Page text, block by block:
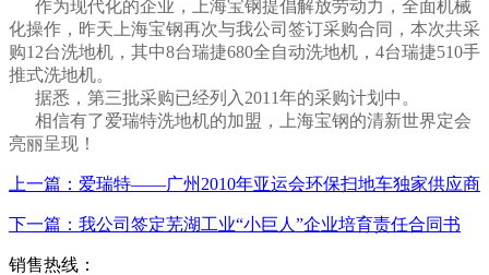
作为现代化的企业，上海宝钢提倡解放劳动力，全面机械
化操作，昨天上海宝钢再次与我公司签订采购合同，本次共采
购12台洗地机，其中8台瑞捷680全自动洗地机，4台瑞捷510手
推式洗地机。
据悉，第三批采购已经列入2011年的采购计划中。
相信有了爱瑞特洗地机的加盟，上海宝钢的清新世界定会
亮丽呈现！
上一篇：爱瑞特——广州2010年亚运会环保扫地车独家供应商
下一篇：我公司签定芜湖工业“小巨人”企业培育责任合同书
销售热线：